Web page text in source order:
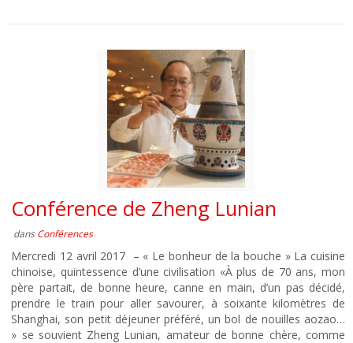
Conférence de Zheng Lunian
dansConférences
Mercredi 12 avril 2017 – « Le bonheur de la bouche » La cuisine
chinoise, quintessence d’une civilisation «À plus de 70 ans, mon
père partait, de bonne heure, canne en main, d’un pas décidé,
prendre le train pour aller savourer, à soixante kilomètres de
Shanghai, son petit déjeuner préféré, un bol de nouilles aozao…
» se souvient Zheng Lunian, amateur de bonne chère, comme